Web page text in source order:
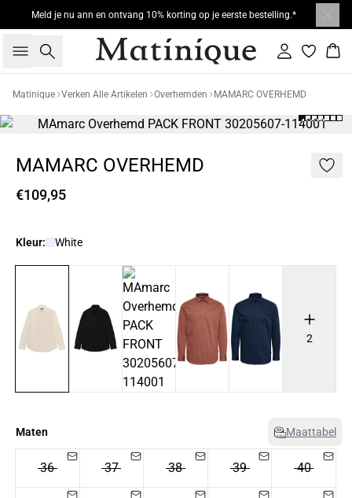
Meld je nu ann en ontvang 10% korting op je eerste bestelling.*
Zoeken Inloggen
Matinique Verken Alle Artikelen Overhemden MAMARC OVERHEMD
MAMARC OVERHEMD
€109,95
Kleur: White
2
Maten Maattabel
36 37 38 39 40